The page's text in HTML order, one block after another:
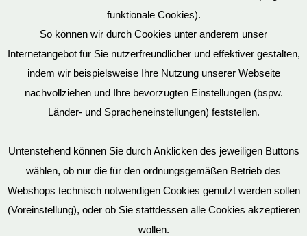
Datenschutz
Mein Konto
Vertrag widerrufen
funktionale Cookies).
So können wir durch Cookies unter anderem unser
Internetangebot für Sie nutzerfreundlicher und effektiver gestalten,
indem wir beispielsweise Ihre Nutzung unserer Webseite
nachvollziehen und Ihre bevorzugten Einstellungen (bspw.
Länder- und Spracheneinstellungen) feststellen.
Untenstehend können Sie durch Anklicken des jeweiligen Buttons
wählen, ob nur die für den ordnungsgemäßen Betrieb des
Webshops technisch notwendigen Cookies genutzt werden sollen
(Voreinstellung), oder ob Sie stattdessen alle Cookies akzeptieren
wollen.